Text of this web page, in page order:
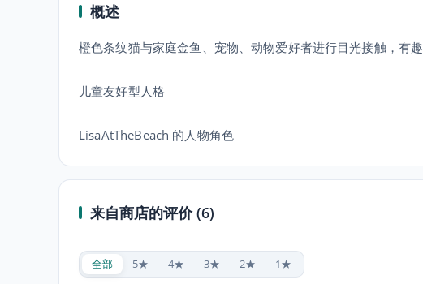
概述
橙色条纹猫与家庭金鱼、宠物、动物爱好者进行目光接触，有趣
儿童友好型人格
LisaAtTheBeach 的人物角色
来自商店的评价 (6)
全部 5★ 4★ 3★ 2★ 1★